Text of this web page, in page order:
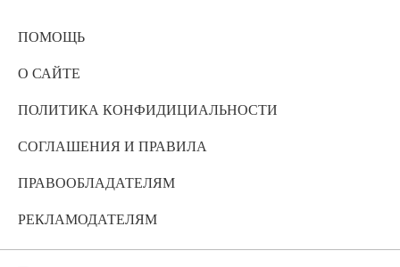
ПОМОЩЬ
О САЙТЕ
ПОЛИТИКА КОНФИДИЦИАЛЬНОСТИ
СОГЛАШЕНИЯ И ПРАВИЛА
ПРАВООБЛАДАТЕЛЯМ
РЕКЛАМОДАТЕЛЯМ